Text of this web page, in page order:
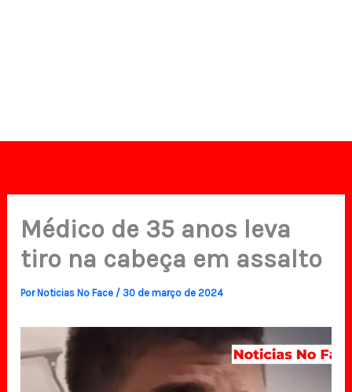
Médico de 35 anos leva
tiro na cabeça em assalto
PorNoticias No Face / 30 de março de 2024